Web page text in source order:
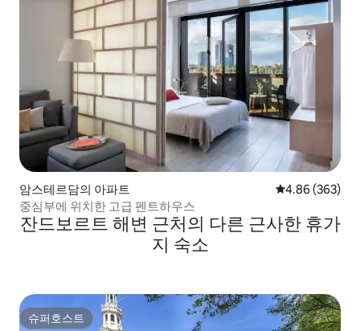
암스테르담의 아파트 평점 4.86점(5
4.86 (363)
중심부에 위치한 고급 펜트하우스
잔드보르트 해변 근처의 다른 근사한 휴가
지 숙소
슈퍼호스트
슈퍼호스트